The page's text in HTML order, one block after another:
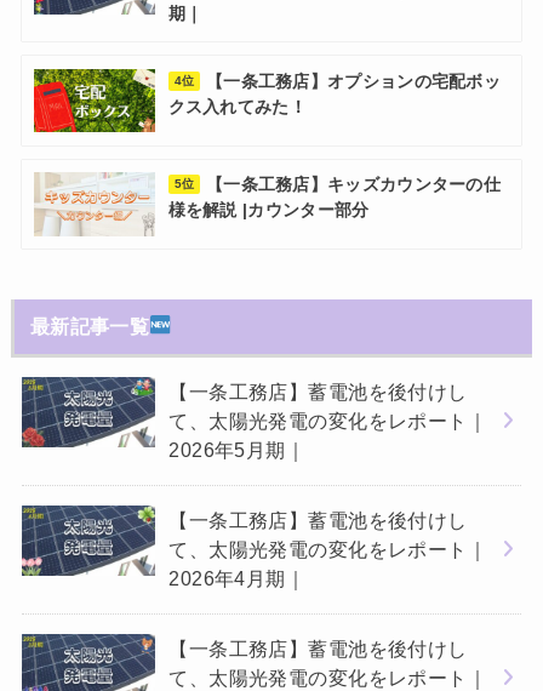
期｜
4位
【一条工務店】オプションの宅配ボッ
クス入れてみた！
5位
【一条工務店】キッズカウンターの仕
様を解説 |カウンター部分
最新記事一覧
【一条工務店】蓄電池を後付けし
て、太陽光発電の変化をレポート｜
2026年5月期｜
【一条工務店】蓄電池を後付けし
て、太陽光発電の変化をレポート｜
2026年4月期｜
【一条工務店】蓄電池を後付けし
て、太陽光発電の変化をレポート｜